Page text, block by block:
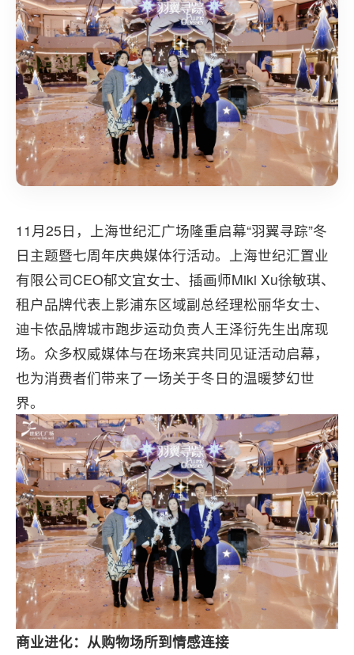
11月25日，上海世纪汇广场隆重启幕“羽翼寻踪”冬
日主题暨七周年庆典媒体行活动。上海世纪汇置业
有限公司CEO郁文宜女士、插画师Miki Xu徐敏琪、
租户品牌代表上影浦东区域副总经理松丽华女士、
迪卡侬品牌城市跑步运动负责人王泽衍先生出席现
场。众多权威媒体与在场来宾共同见证活动启幕，
也为消费者们带来了一场关于冬日的温暖梦幻世
界。
商业进化：从购物场所到情感连接